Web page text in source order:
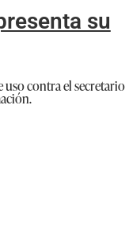
su
contra el secretario